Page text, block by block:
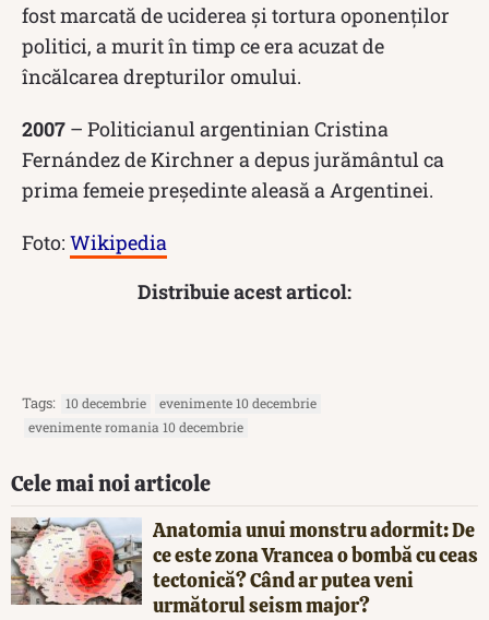
fost marcată de uciderea și tortura oponenților
politici, a murit în timp ce era acuzat de
încălcarea drepturilor omului.
2007 – Politicianul argentinian Cristina
Fernández de Kirchner a depus jurământul ca
prima femeie președinte aleasă a Argentinei.
Foto: Wikipedia
Distribuie acest articol:
Tags: 10 decembrie
evenimente 10 decembrie
evenimente romania 10 decembrie
Cele mai noi articole
Anatomia unui monstru adormit: De
ce este zona Vrancea o bombă cu ceas
tectonică? Când ar putea veni
următorul seism major?